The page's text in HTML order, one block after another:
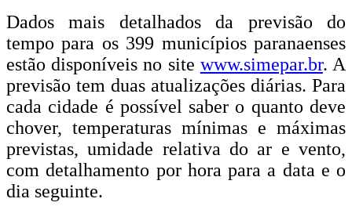
Dados mais detalhados da previsão do
tempo para os 399 municípios paranaenses
estão disponíveis no site www.simepar.br. A
previsão tem duas atualizações diárias. Para
cada cidade é possível saber o quanto deve
chover, temperaturas mínimas e máximas
previstas, umidade relativa do ar e vento,
com detalhamento por hora para a data e o
dia seguinte.